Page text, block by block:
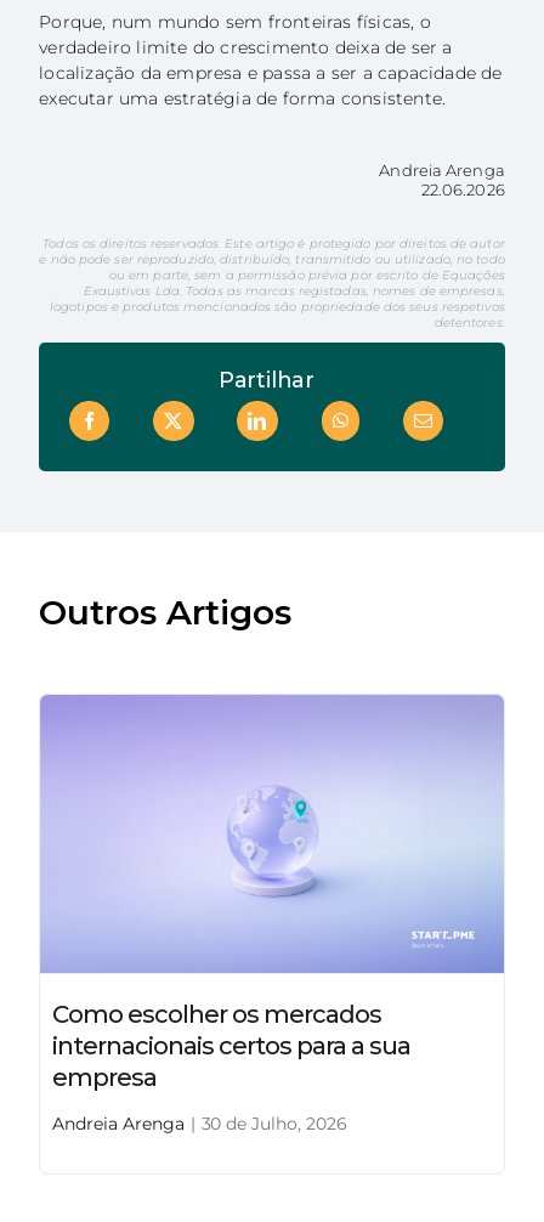
Porque, num mundo sem fronteiras físicas, o
verdadeiro limite do crescimento deixa de ser a
localização da empresa e passa a ser a capacidade de
executar uma estratégia de forma consistente.
Andreia Arenga
22.06.2026
Todos os direitos reservados. Este artigo é protegido por direitos de autor
e não pode ser reproduzido, distribuído, transmitido ou utilizado, no todo
ou em parte, sem a permissão prévia por escrito de Equações
Exaustivas Lda. Todas as marcas registadas, nomes de empresas,
logotipos e produtos mencionados são propriedade dos seus respetivos
detentores.
Partilhar
Outros Artigos
Como escolher os mercados
internacionais certos para a sua
empresa
Andreia Arenga | 30 de Julho, 2026